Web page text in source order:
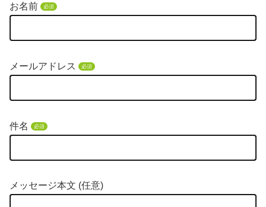
お名前 必須
メールアドレス 必須
件名 必須
メッセージ本文 (任意)